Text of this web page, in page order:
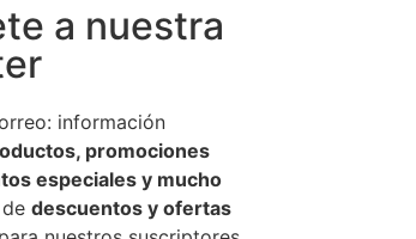
a nuestra
información
promociones
especiales y mucho
descuentos y ofertas